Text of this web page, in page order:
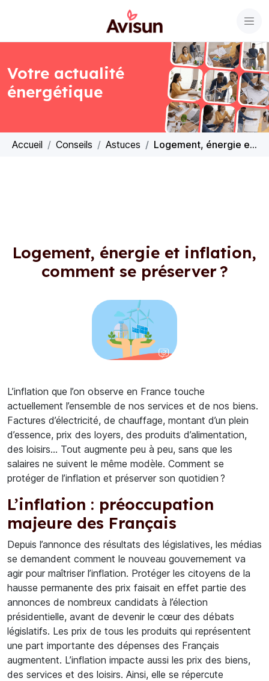
Votre actualité
énergétique
Accueil Conseils Astuces Logement, énergie et inflation, comment se préserver ?
Logement, énergie et inflation,
comment se préserver ?
L’inflation que l’on observe en France touche
actuellement l’ensemble de nos services et de nos biens.
Factures d’électricité, de chauffage, montant d’un plein
d’essence, prix des loyers, des produits d’alimentation,
des loisirs… Tout augmente peu à peu, sans que les
salaires ne suivent le même modèle. Comment se
protéger de l’inflation et préserver son quotidien ?
L’inflation : préoccupation
majeure des Français
Depuis l’annonce des résultats des législatives, les médias
se demandent comment le nouveau gouvernement va
agir pour maîtriser l’inflation. Protéger les citoyens de la
hausse permanente des prix faisait en effet partie des
annonces de nombreux candidats à l’élection
présidentielle, avant de devenir le cœur des débats
législatifs. Les prix de tous les produits qui représentent
une part importante des dépenses des Français
augmentent. L’inflation impacte aussi les prix des biens,
des services et des loisirs. Ainsi, elle se répercute